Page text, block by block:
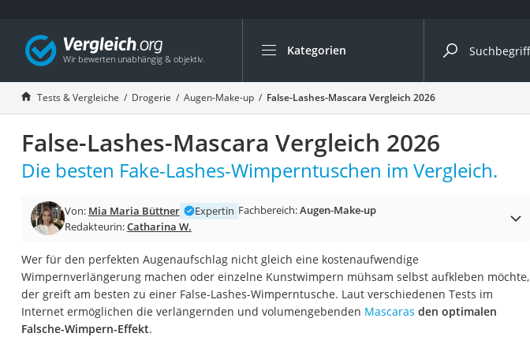
Kategorien
Die beliebtesten Vergleiche nach Kategorie
Drogerie
Inhalator
Haarschneider
Rollator
Braun Rasierer
Katzenklappe (Chip)
Masturbator
Massagepistole
Epilierer
Tests & Vergleiche Drogerie Augen-Make-up False-Lashes-Mascara Vergleich 2026
False-Lashes-Mascara Vergleich 2026
Die besten Fake-Lashes-Wimperntuschen im Vergleich.
Von: Mia Maria Büttner Expertin Fachbereich:Augen-Make-up
Redakteurin:Catharina W.
Wer für den perfekten Augenaufschlag nicht gleich eine kostenaufwendige
Wimpernverlängerung machen oder einzelne Kunstwimpern mühsam selbst aufkleben möchte,
der greift am besten zu einer False-Lashes-Wimperntusche. Laut verschiedenen Tests im
Internet ermöglichen die verlängernden und volumengebenden Mascaras den optimalen
Falsche-Wimpern-Effekt.